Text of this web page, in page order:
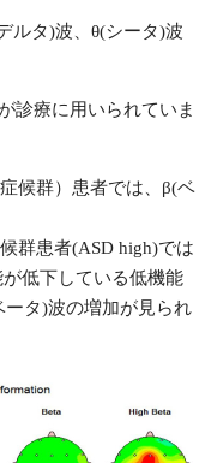
ルタ)波、θ(シータ)波
診療に用いられていま
候群）患者では、β(ベ
群患者(ASD high)では
低下している低機能
ータ)波の増加が見られ